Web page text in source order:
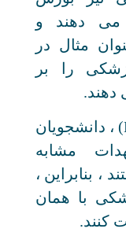
می دهند و
مثال در
را بر
دهند.
در منطقه اقتصادی اروپا (EEA) ، دانشجویان
مشابه
، بنابراین ،
با همان
کنند.